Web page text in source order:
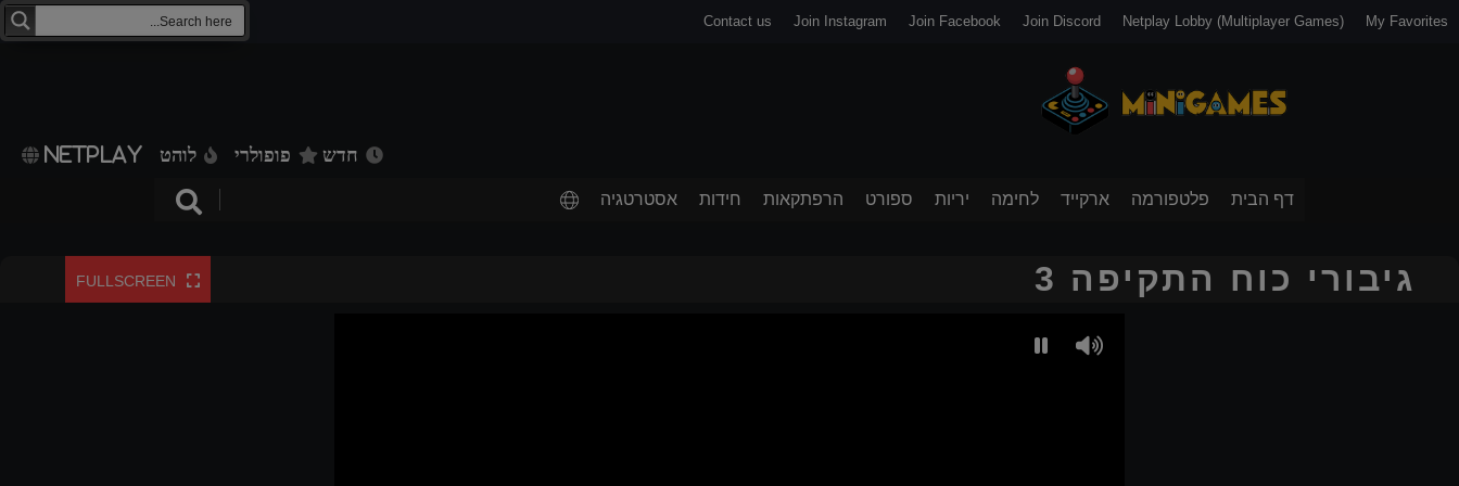
My Favorites
Netplay Lobby (Multiplayer Games)
Join Discord
Join Facebook
Join Instagram
Contact us
חדש פופולרי לוהט NETPLAY
דף הבית פלטפורמה ארקייד לחימה יריות ספורט הרפתקאות חידות אסטרטגיה
גיבורי כוח התקיפה 3 FULLSCREEN